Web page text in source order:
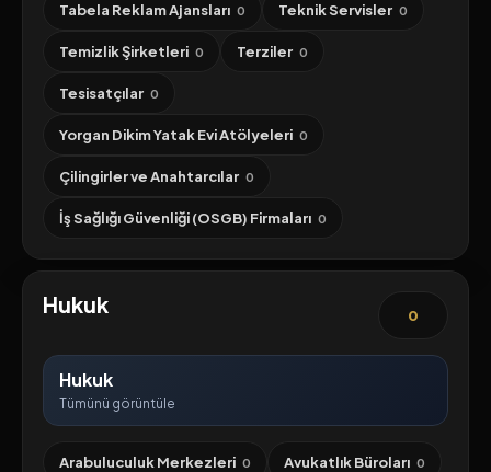
Tabela Reklam Ajansları 0 Teknik Servisler 0
Temizlik Şirketleri 0 Terziler 0
Tesisatçılar 0
Yorgan Dikim Yatak Evi Atölyeleri 0
Çilingirler ve Anahtarcılar 0
İş Sağlığı Güvenliği (OSGB) Firmaları 0
Hukuk 0
Hukuk
Tümünü görüntüle
Arabuluculuk Merkezleri 0 Avukatlık Büroları 0